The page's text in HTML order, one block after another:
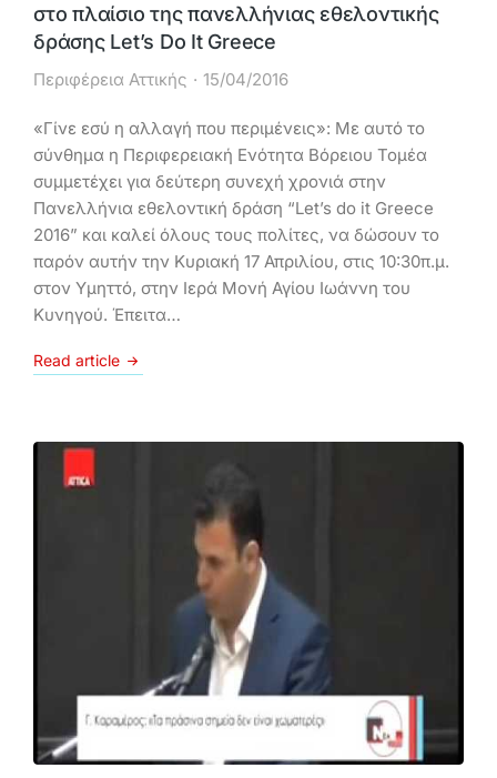
στο πλαίσιο της πανελλήνιας εθελοντικής
δράσης Let’s Do It Greece
Περιφέρεια Αττικής 15/04/2016
«Γίνε εσύ η αλλαγή που περιμένεις»: Με αυτό το
σύνθημα η Περιφερειακή Ενότητα Βόρειου Τομέα
συμμετέχει για δεύτερη συνεχή χρονιά στην
Πανελλήνια εθελοντική δράση “Let’s do it Greece
2016” και καλεί όλους τους πολίτες, να δώσουν το
παρόν αυτήν την Κυριακή 17 Απριλίου, στις 10:30π.μ.
στον Υμηττό, στην Ιερά Μονή Αγίου Ιωάννη του
Κυνηγού. Έπειτα…
Read article